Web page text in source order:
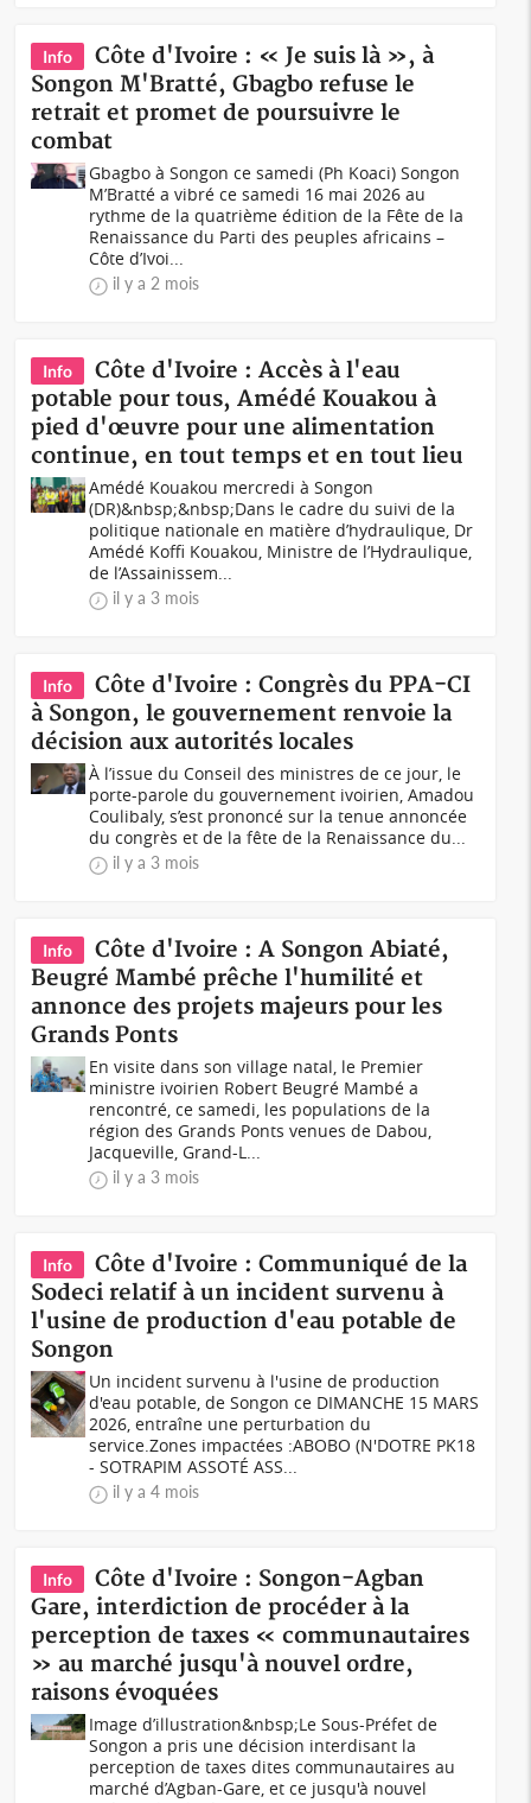
Info
Côte d'Ivoire : « Je suis là », à
Songon M'Bratté, Gbagbo refuse le
retrait et promet de poursuivre le
combat
Gbagbo à Songon ce samedi (Ph Koaci) Songon
M’Bratté a vibré ce samedi 16 mai 2026 au
rythme de la quatrième édition de la Fête de la
Renaissance du Parti des peuples africains –
Côte d’Ivoi...
il y a 2 mois
Info
Côte d'Ivoire : Accès à l'eau
potable pour tous, Amédé Kouakou à
pied d'œuvre pour une alimentation
continue, en tout temps et en tout lieu
Amédé Kouakou mercredi à Songon
(DR)&nbsp;&nbsp;Dans le cadre du suivi de la
politique nationale en matière d’hydraulique, Dr
Amédé Koffi Kouakou, Ministre de l’Hydraulique,
de l’Assainissem...
il y a 3 mois
Info
Côte d'Ivoire : Congrès du PPA-CI
à Songon, le gouvernement renvoie la
décision aux autorités locales
À l’issue du Conseil des ministres de ce jour, le
porte-parole du gouvernement ivoirien, Amadou
Coulibaly, s’est prononcé sur la tenue annoncée
du congrès et de la fête de la Renaissance du...
il y a 3 mois
Info
Côte d'Ivoire : A Songon Abiaté,
Beugré Mambé prêche l'humilité et
annonce des projets majeurs pour les
Grands Ponts
En visite dans son village natal, le Premier
ministre ivoirien Robert Beugré Mambé a
rencontré, ce samedi, les populations de la
région des Grands Ponts venues de Dabou,
Jacqueville, Grand-L...
il y a 3 mois
Info
Côte d'Ivoire : Communiqué de la
Sodeci relatif à un incident survenu à
l'usine de production d'eau potable de
Songon
Un incident survenu à l'usine de production
d'eau potable, de Songon ce DIMANCHE 15 MARS
2026, entraîne une perturbation du
service.Zones impactées :ABOBO (N'DOTRE PK18
- SOTRAPIM ASSOTÉ ASS...
il y a 4 mois
Info
Côte d'Ivoire : Songon-Agban
Gare, interdiction de procéder à la
perception de taxes « communautaires
» au marché jusqu'à nouvel ordre,
raisons évoquées
Image d’illustration&nbsp;Le Sous-Préfet de
Songon a pris une décision interdisant la
perception de taxes dites communautaires au
marché d’Agban-Gare, et ce jusqu'à nouvel